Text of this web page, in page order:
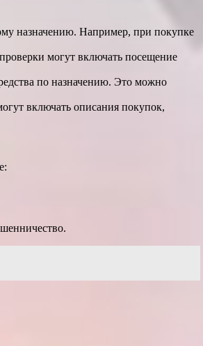
назначению. Например, при покупке
могут включать посещение
по назначению. Это можно
включать описания покупок,